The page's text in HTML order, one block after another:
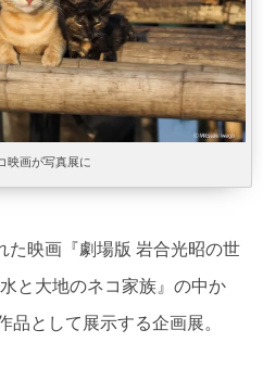
映画が写真展に
た映画『劇場版 岩合光昭の世
と大地のネコ家族』の中か
品として展示する企画展。